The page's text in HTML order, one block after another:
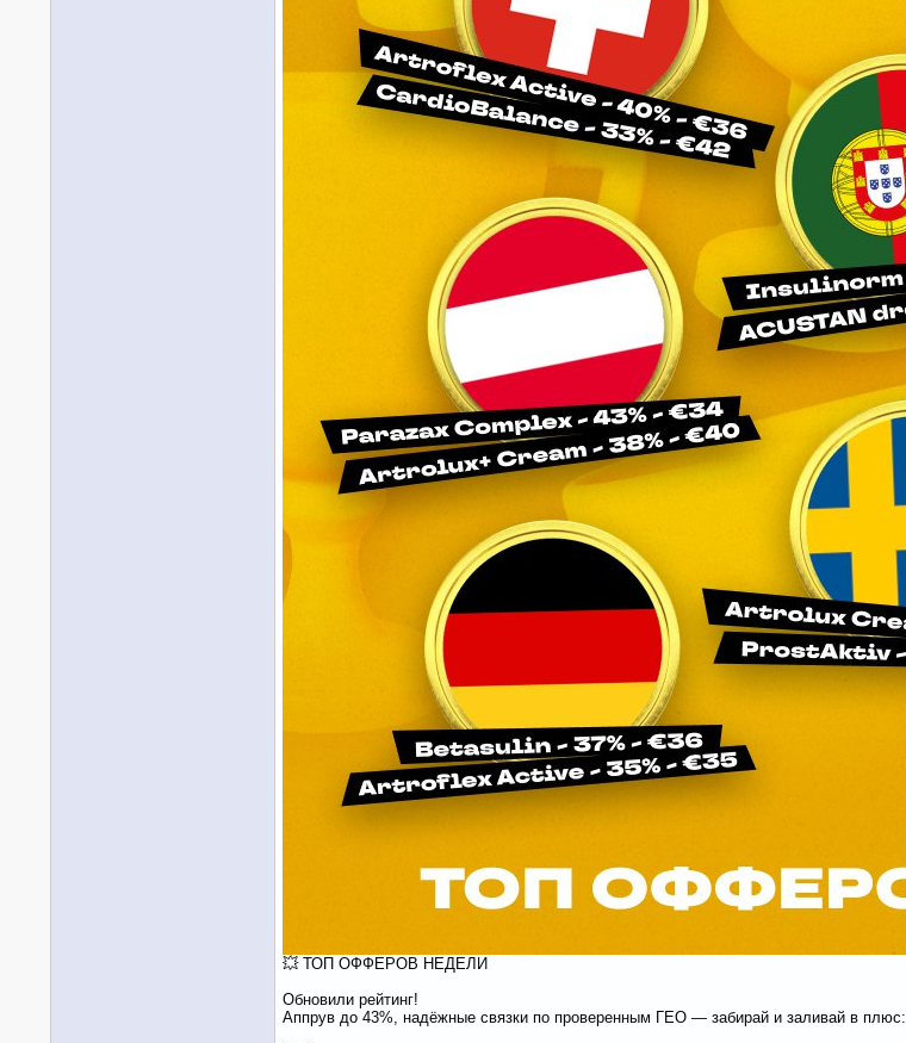
💥 ТОП ОФФЕРОВ НЕДЕЛИ
Обновили рейтинг!
Аппрув до 43%, надёжные связки по проверенным ГЕО — забирай и заливай в плюс: